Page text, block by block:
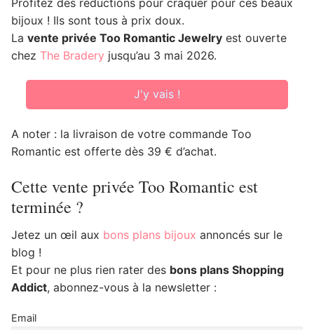
bijoux ! Ils sont tous à prix doux.
La vente privée Too Romantic Jewelry est ouverte
chez The Bradery jusqu’au 3 mai 2026.
J'y vais !
A noter : la livraison de votre commande Too
Romantic est offerte dès 39 € d’achat.
Cette vente privée Too Romantic est
terminée ?
Jetez un œil aux bons plans bijoux annoncés sur le
blog !
Et pour ne plus rien rater des bons plans Shopping
Addict, abonnez-vous à la newsletter :
Email